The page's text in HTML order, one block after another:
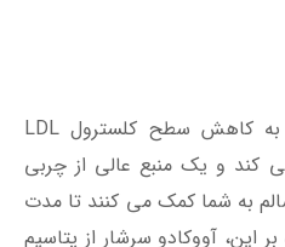
این ماده غذایی فوق العاده به کاهش سطح کلسترول LDL
کند و یک منبع عالی از چربی
به شما کمک می کنند تا مدت
این، آووکادو سرشار از پتاسیم